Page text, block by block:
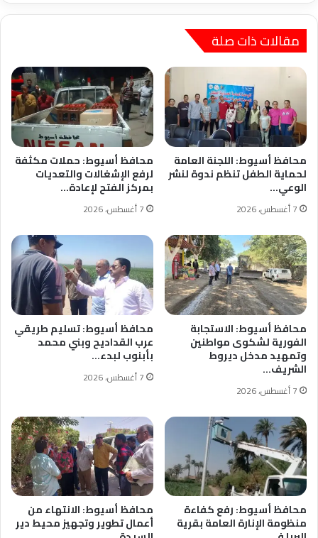
مقالات ذات صلة
محافظ أسيوط: اللجنة العامة
لحماية الطفل تنظم ندوة لنشر
الوعي…
7 أغسطس، 2026
محافظ أسيوط: حملات مكثفة
لرفع الإشغالات والتعديات
بمركز الفتح لإعادة…
7 أغسطس، 2026
محافظ أسيوط: الاستجابة
الفورية لشكوى مواطنين
وتمهيد مدخل ديروط
الشريف…
7 أغسطس، 2026
محافظ أسيوط: تسليم طريقي
عرب القداديح وبني محمد
بأبنوب لبدء…
7 أغسطس، 2026
محافظ أسيوط: رفع كفاءة
منظومة الإنارة العامة بقرية
محافظ أسيوط: الانتهاء من
أعمال تطوير وتجهيز محيط دير